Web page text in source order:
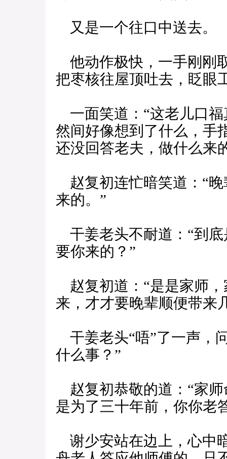
又是一个往口中送去。
他动作极快，一手刚刚
把枣核往屋顶吐去，眨眼
一面笑道：“这老儿口福
然间好像想到了什么，手
还没回答老夫，做什么来
赵复初连忙暗笑道：“
来的。”
干姜老头不耐道：“到
要你来的？”
赵复初道：“是是家师
来，才才要晚辈顺便带来
干姜老头“唔”了一声，
什么事？”
赵复初恭敬的道：“家
是为了三十年前，你你
谢少安站在边上，心中